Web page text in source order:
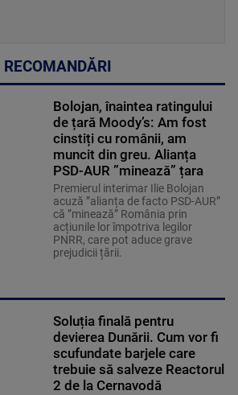
RECOMANDĂRI
Bolojan, înaintea ratingului
de țară Moody’s: Am fost
cinstiți cu românii, am
muncit din greu. Alianța
PSD-AUR ”minează” țara
Premierul interimar Ilie Bolojan
acuză ”alianța de facto PSD-AUR”
că ”minează” România prin
acțiunile lor împotriva legilor
PNRR, care pot aduce grave
prejudicii țării.
Soluția finală pentru
devierea Dunării. Cum vor fi
scufundate barjele care
trebuie să salveze Reactorul
2 de la Cernavodă